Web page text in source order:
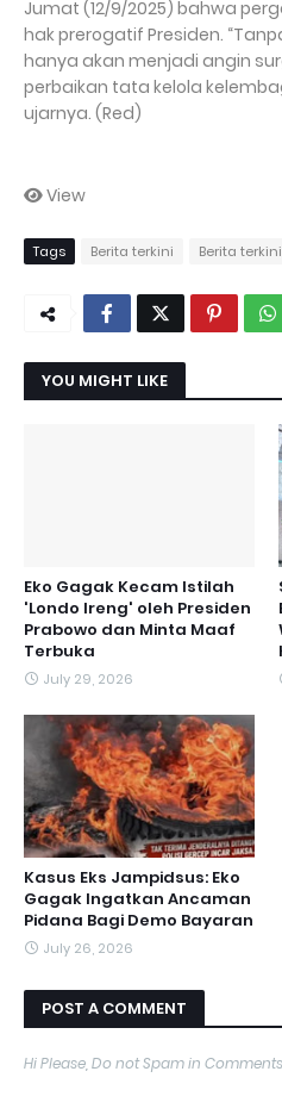
Jumat (12/9/2025) bahwa
hak prerogatif Presiden.
hanya akan menjadi angin
perbaikan tata kelola
ujarnya. (Red)
View
Tags Berita terkini Berita
YOU MIGHT LIKE
Eko Gagak Kecam Istilah
'Londo Ireng' oleh Presiden
Prabowo dan Minta Maaf
Terbuka
July 29, 2026
Kasus Eks Jampidsus: Eko
Gagak Ingatkan Ancaman
Pidana Bagi Demo Bayaran
July 26, 2026
POST A COMMENT
Hi Please, Do not Spam in Comments